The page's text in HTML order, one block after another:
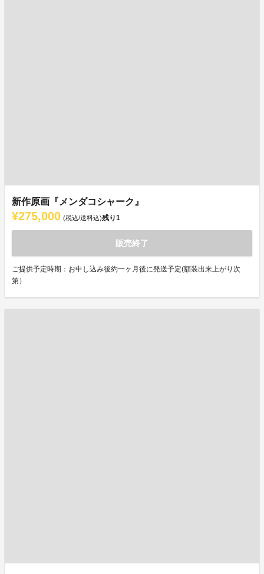
新作原画『メンダコシャーク』
¥275,000 (税込/送料込)残り1
販売終了
ご提供予定時期：お申し込み後約一ヶ月後に発送予定(額装出来上がり次
第）